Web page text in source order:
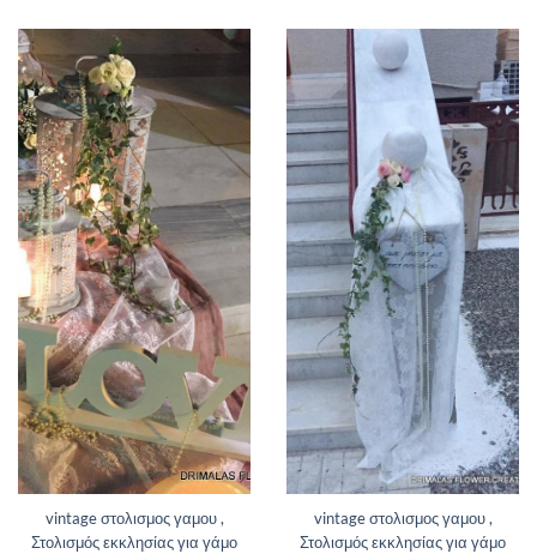
vintage στολισμος γαμου ,
Στολισμός εκκλησίας για γάμο
vintage στολισμος γαμου ,
Στολισμός εκκλησίας για γάμο